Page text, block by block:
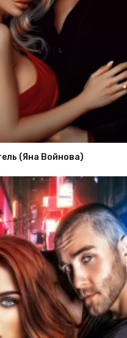
(Яна Войнова)